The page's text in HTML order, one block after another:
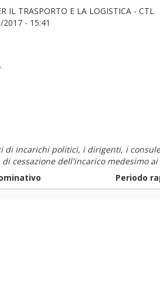
IL TRASPORTO E LA LOGISTICA - CTL
- 15:41
incarichi politici, i dirigenti, i
cessazione dell'incarico medesimo
Periodo